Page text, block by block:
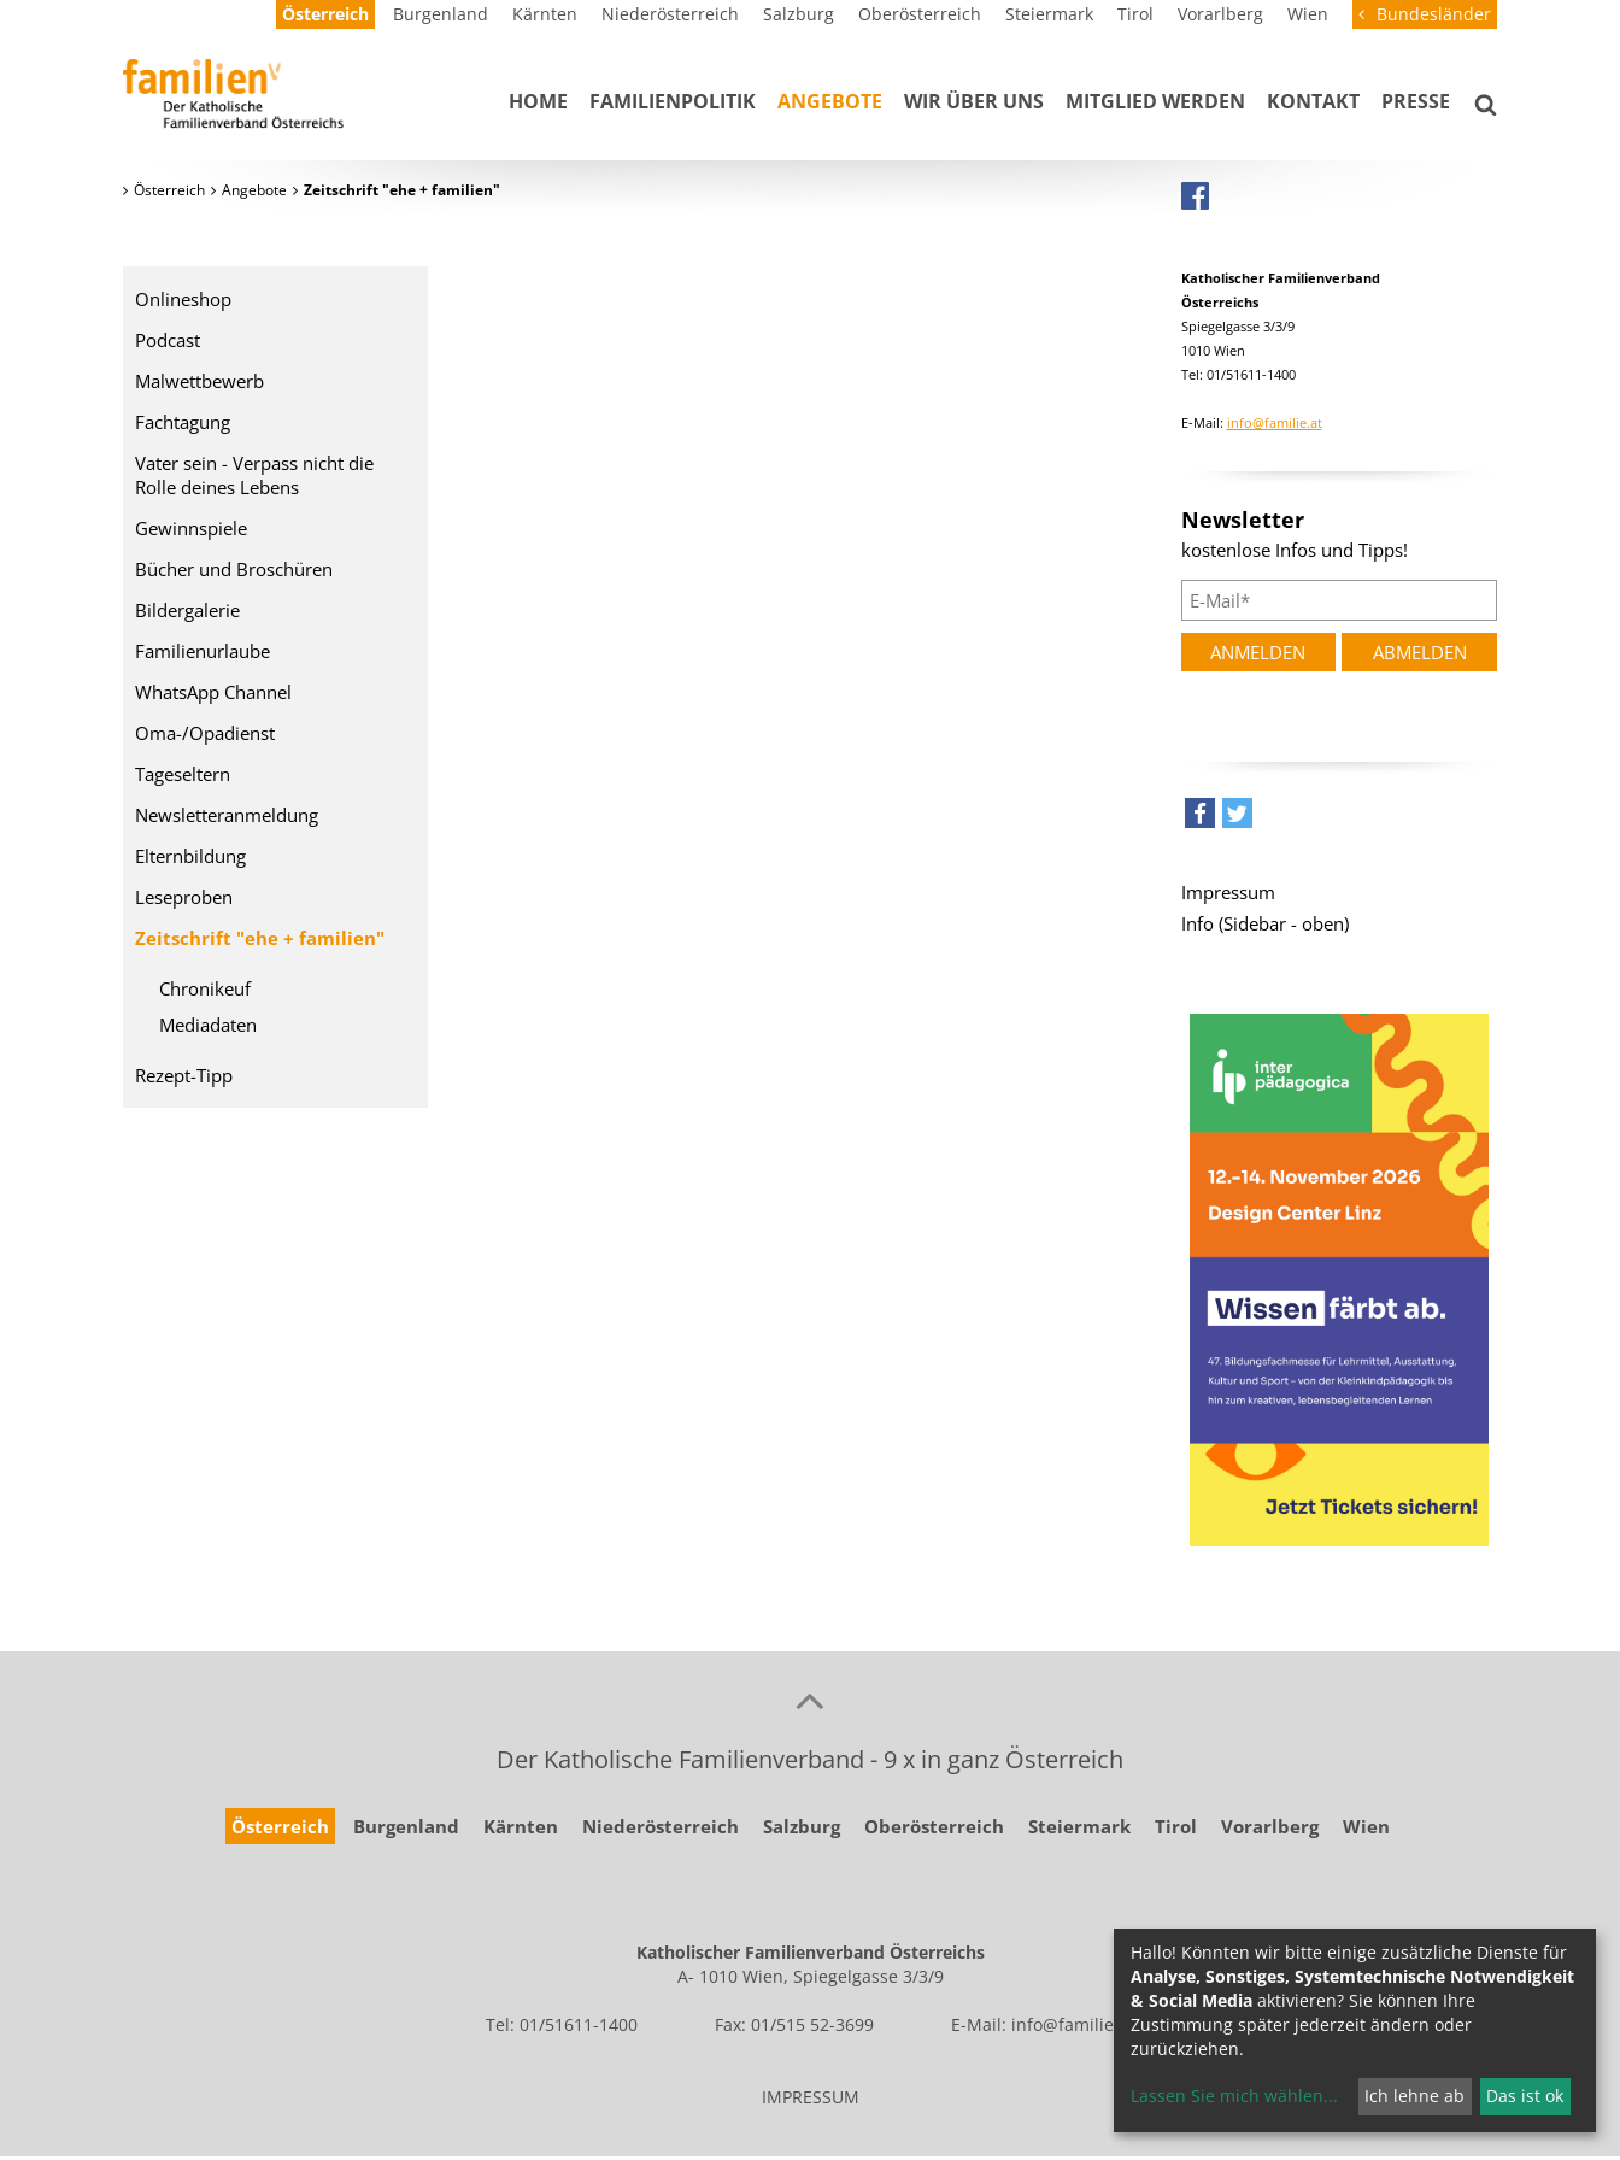
Österreich Burgenland Kärnten Niederösterreich Salzburg Oberösterreich Steiermark Tirol Vorarlberg Wien Bundesländer
HOME FAMILIENPOLITIK ANGEBOTE WIR ÜBER UNS MITGLIED WERDEN KONTAKT PRESSE
Österreich Angebote Zeitschrift "ehe + familien"
Onlineshop
Podcast
Malwettbewerb
Fachtagung
Vater sein - Verpass nicht die
Rolle deines Lebens
Gewinnspiele
Bücher und Broschüren
Bildergalerie
Familienurlaube
WhatsApp Channel
Oma-/Opadienst
Tageseltern
Newsletteranmeldung
Elternbildung
Leseproben
Zeitschrift "ehe + familien"
Chronikeuf
Mediadaten
Rezept-Tipp
Katholischer Familienverband
Österreichs
Spiegelgasse 3/3/9
1010 Wien
Tel: 01/51611-1400
E-Mail: info@familie.at
Newsletter
kostenlose Infos und Tipps!
Impressum
Info (Sidebar - oben)
Der Katholische Familienverband - 9 x in ganz Österreich
Österreich Burgenland Kärnten Niederösterreich Salzburg Oberösterreich Steiermark Tirol Vorarlberg Wien
Katholischer Familienverband Österreichs
A- 1010 Wien, Spiegelgasse 3/3/9
Tel: 01/51611-1400 Fax: 01/515 52-3699 E-Mail: info@familie.at
IMPRESSUM
Hallo! Könnten wir bitte einige zusätzliche Dienste für
Analyse, Sonstiges, Systemtechnische Notwendigkeit
& Social Media aktivieren? Sie können Ihre
Zustimmung später jederzeit ändern oder
zurückziehen.
Lassen Sie mich wählen... Ich lehne ab Das ist ok